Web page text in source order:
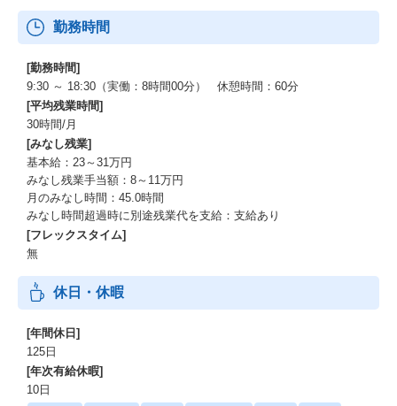
【学ぶ】
スクール型／ＴＥＣＨ－ＢＡＳＥ
【受かる】
新卒紹介／就活エージェント
※新卒ＨＲ領域に特化したサービス
・キャリセン就活エージェント：https://careecen-shukatsu-agent.
com/
・ＴＥＣＨ－ＢＡＳＥ就活エージェント：https://engineer-shukat
u.jp/mendan-lp/
・ＴＥＣＨ－ＢＡＳＥ〜学生インターン教育事業〜：https://tech-
base.net/
・ＴＥＣＨ－ＢＡＳＥ Ｓｅｌｅｃｔｉｏｎ〜ＩＴエンジニア採用
特化型イベント〜
・ＩＴインターンマッチングフェア〜ＩＴエンジニア採用特化型
イベント〜
・エンジニア就活〜⽇本最大級のＩＴエンジニア就活サイト〜：ht
tps://engineer-shukatu.jp/
■事業概要
・採用コンサルティング事業
勤務時間
[勤務時間]
9:30 ～ 18:30（実働：8時間00分） 休憩時間：60分
[平均残業時間]
30時間/月
[みなし残業]
基本給：23～31万円
みなし残業手当額：8～11万円
月のみなし時間：45.0時間
みなし時間超過時に別途残業代を支給：支給あり
[フレックスタイム]
無
休日・休暇
[年間休日]
125日
[年次有給休暇]
10日